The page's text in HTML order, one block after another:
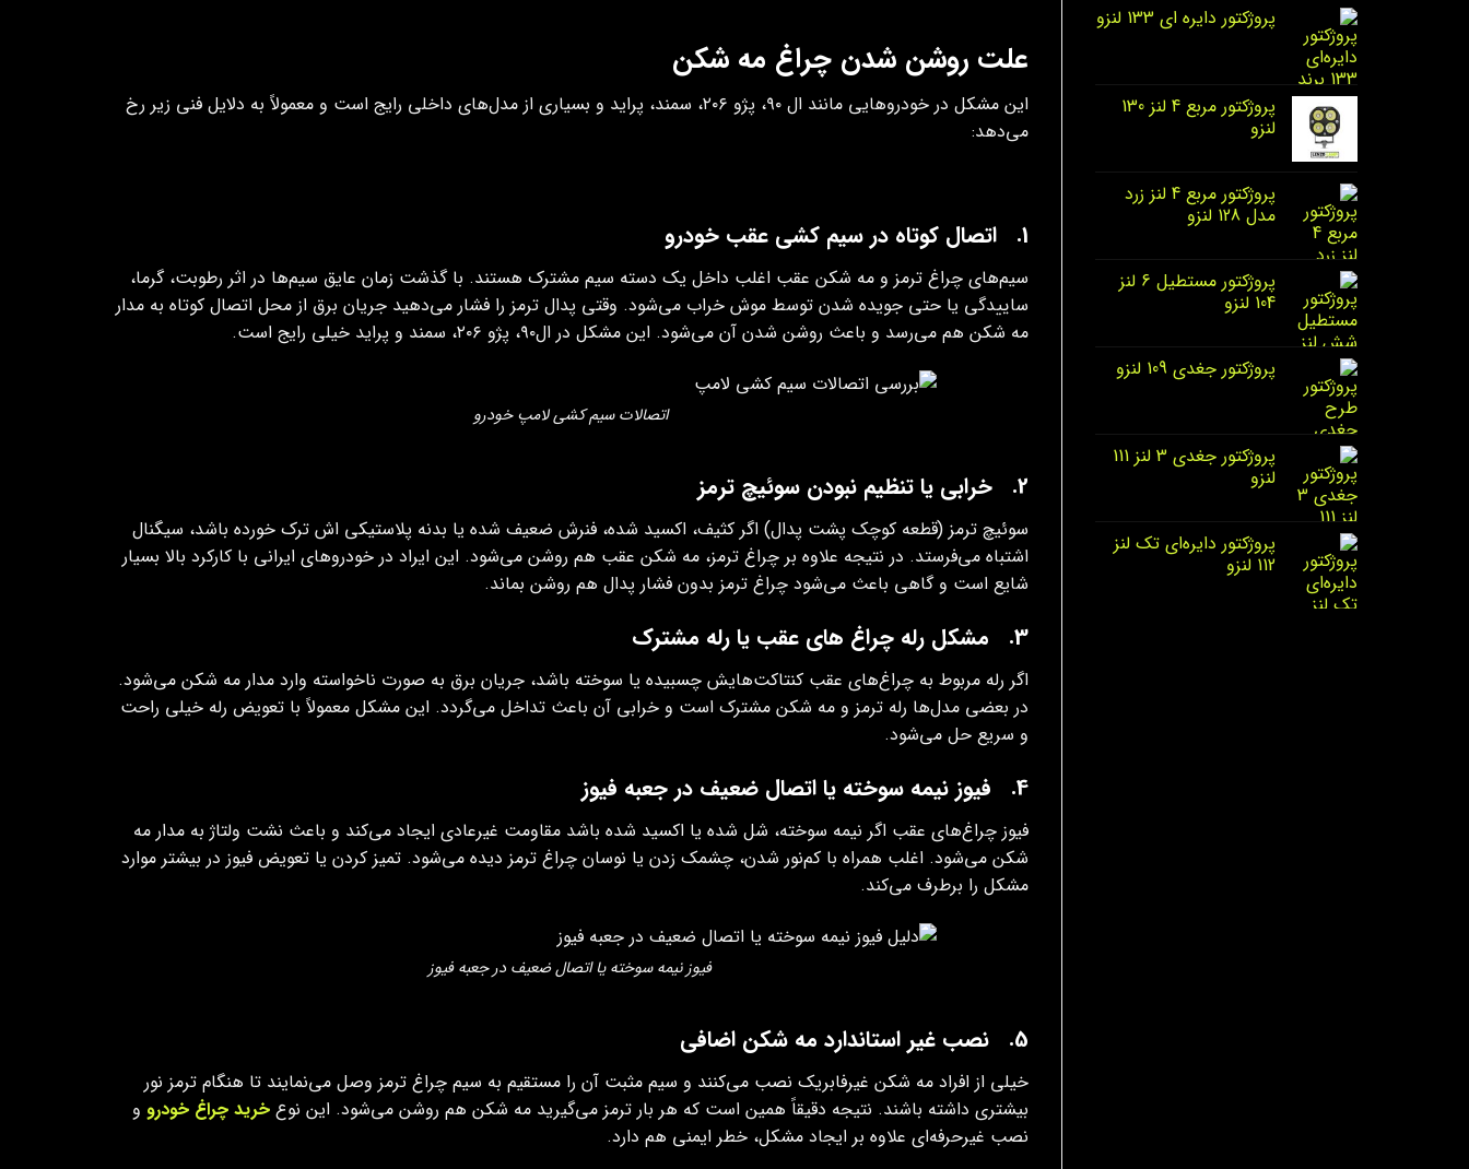
پروژکتور دایره‌ ای 133 لنزو
پروژکتور مربع 4 لنز 130
لنزو
پروژکتور مربع 4 لنز زرد
مدل 128 لنزو
پروژکتور مستطیل 6 لنز
104 لنزو
پروژکتور جغدی 109 لنزو
پروژکتور جغدی 3 لنز 111
لنزو
پروژکتور دایره‌ای تک لنز
112 لنزو
علت روشن شدن چراغ مه شکن
این مشکل در خودروهایی مانند ال ۹۰، پژو ۲۰۶، سمند، پراید و بسیاری از مدل‌های داخلی رایج است و معمولاً به دلایل فنی زیر رخ
می‌دهد:
1. اتصال کوتاه در سیم‌ کشی عقب خودرو
سیم‌های چراغ ترمز و مه شکن عقب اغلب داخل یک دسته سیم مشترک هستند. با گذشت زمان عایق سیم‌ها در اثر رطوبت، گرما،
ساییدگی یا حتی جویده شدن توسط موش خراب می‌شود. وقتی پدال ترمز را فشار می‌دهید جریان برق از محل اتصال کوتاه به مدار
مه شکن هم می‌رسد و باعث روشن شدن آن می‌شود. این مشکل در ال۹۰، پژو ۲۰۶، سمند و پراید خیلی رایج است.
اتصالات سیم کشی لامپ خودرو
2. خرابی یا تنظیم نبودن سوئیچ ترمز
سوئیچ ترمز (قطعه کوچک پشت پدال) اگر کثیف، اکسید شده، فنرش ضعیف شده یا بدنه پلاستیکی‌ اش ترک خورده باشد، سیگنال
اشتباه می‌فرستد. در نتیجه علاوه بر چراغ ترمز، مه شکن عقب هم روشن می‌شود. این ایراد در خودروهای ایرانی با کارکرد بالا بسیار
شایع است و گاهی باعث می‌شود چراغ ترمز بدون فشار پدال هم روشن بماند.
3. مشکل رله چراغ‌ های عقب یا رله مشترک
اگر رله مربوط به چراغ‌های عقب کنتاکت‌هایش چسبیده یا سوخته باشد، جریان برق به صورت ناخواسته وارد مدار مه شکن می‌شود.
در بعضی مدل‌ها رله ترمز و مه شکن مشترک است و خرابی آن باعث تداخل می‌گردد. این مشکل معمولاً با تعویض رله خیلی راحت
و سریع حل می‌شود.
4. فیوز نیمه‌ سوخته یا اتصال ضعیف در جعبه فیوز
فیوز چراغ‌های عقب اگر نیمه‌ سوخته، شل شده یا اکسید شده باشد مقاومت غیرعادی ایجاد می‌کند و باعث نشت ولتاژ به مدار مه
شکن می‌شود. اغلب همراه با کم‌نور شدن، چشمک زدن یا نوسان چراغ ترمز دیده می‌شود. تمیز کردن یا تعویض فیوز در بیشتر موارد
مشکل را برطرف می‌کند.
فیوز نیمه‌ سوخته یا اتصال ضعیف در جعبه فیوز
5. نصب غیر استاندارد مه شکن اضافی
خیلی از افراد مه شکن غیرفابریک نصب می‌کنند و سیم مثبت آن را مستقیم به سیم چراغ ترمز وصل می‌نمایند تا هنگام ترمز نور
بیشتری داشته باشند. نتیجه دقیقاً همین است که هر بار ترمز می‌گیرید مه شکن هم روشن می‌شود. این نوع خرید چراغ خودرو و
نصب غیرحرفه‌ای علاوه بر ایجاد مشکل، خطر ایمنی هم دارد.